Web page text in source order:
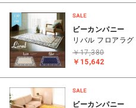
ビーカンパニー
リバル フロアラ
￥15,642
￥17,380
ビーカンパニー